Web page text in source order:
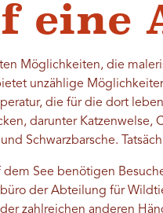
eine
Möglichkeiten, die
unzählige
die für die dort
darunter Katzenwelse,
Schwarzbarsche.
See benötigen
der Abteilung für
zahlreichen anderen